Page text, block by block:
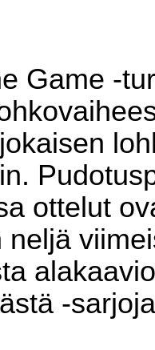
Game -
ottelut
neljä
-